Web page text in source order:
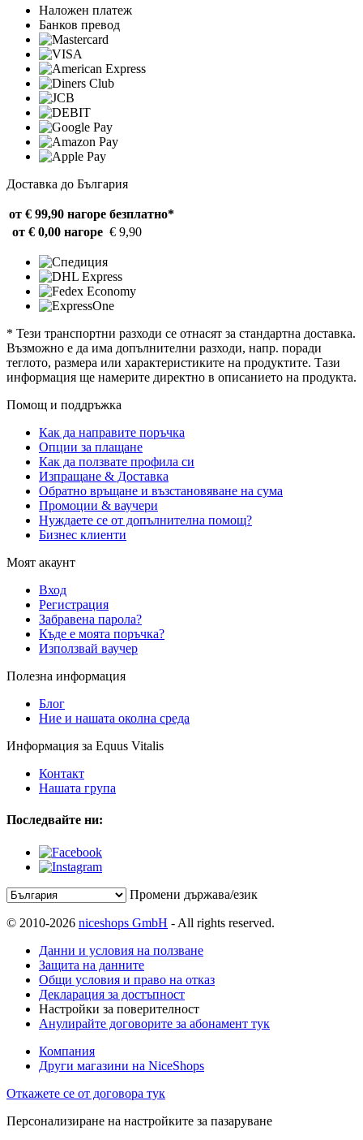
Наложен платеж
Банков превод
Доставка до България
от € 99,90 нагоре безплатно*
от € 0,00 нагоре € 9,90
* Тези транспортни разходи се отнасят за стандартна доставка.
Възможно е да има допълнителни разходи, напр. поради
теглото, размера или характеристиките на продуктите. Тази
информация ще намерите директно в описанието на продукта.
Помощ и поддръжка
Как да направите поръчка
Опции за плащане
Как да ползвате профила си
Изпращане & Доставка
Обратно връщане и възстановяване на сума
Промоции & ваучери
Нуждаете се от допълнителна помощ?
Бизнес клиенти
Моят акаунт
Вход
Регистрация
Забравена парола?
Къде е моята поръчка?
Използвай ваучер
Полезна информация
Блог
Ние и нашата околна среда
Информация за Equus Vitalis
Контакт
Нашата група
Последвайте ни:
Промени държава/език
© 2010-2026 niceshops GmbH - All rights reserved.
Данни и условия на ползване
Защита на данните
Общи условия и право на отказ
Декларация за достъпност
Настройки за поверителност
Анулирайте договорите за абонамент тук
Компания
Други магазини на NiceShops
Откажете се от договора тук
Персонализиране на настройките за пазаруване